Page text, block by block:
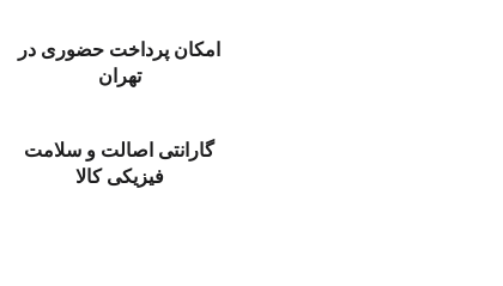
امکان پرداخت حضوری در
تهران
گارانتی اصالت و سلامت
فیزیکی کالا